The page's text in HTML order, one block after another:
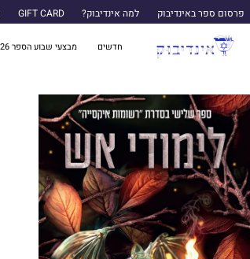
פרסום ספר באינדיבוק למה אינדיבוק? GIFT CARD
חדשים מבצעי שבוע הספר 2026